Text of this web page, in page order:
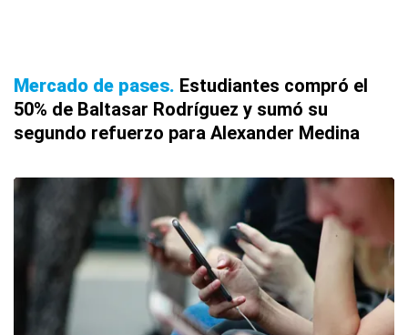
Mercado de pases Estudiantes compró el
50% de Baltasar Rodríguez y sumó su
segundo refuerzo para Alexander Medina